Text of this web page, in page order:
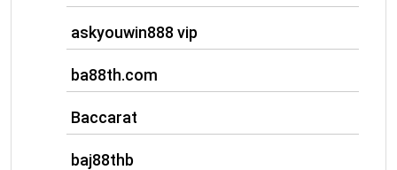
askyouwin888 vip
ba88th.com
Baccarat
baj88thb